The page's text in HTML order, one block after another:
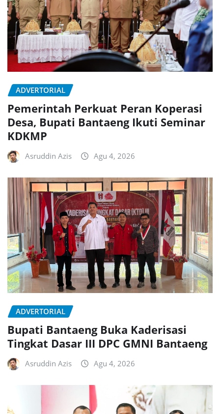
ADVERTORIAL
Pemerintah Perkuat Peran Koperasi
Desa, Bupati Bantaeng Ikuti Seminar
KDKMP
Asruddin Azis Agu 4, 2026
ADVERTORIAL
Bupati Bantaeng Buka Kaderisasi
Tingkat Dasar III DPC GMNI Bantaeng
Asruddin Azis Agu 4, 2026